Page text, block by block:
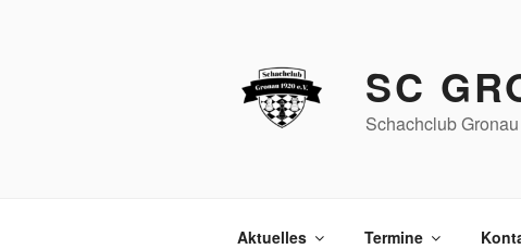
SC
Schachclub
Aktuelles Termine